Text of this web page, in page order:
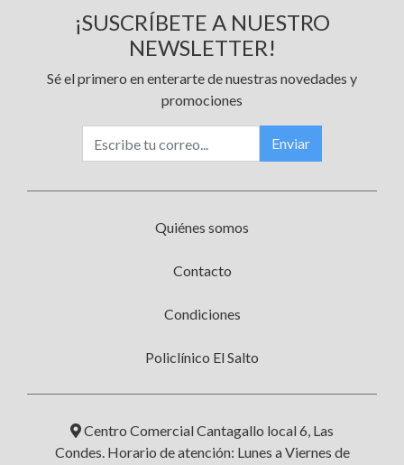
¡SUSCRÍBETE A NUESTRO
NEWSLETTER!
Sé el primero en enterarte de nuestras novedades y
promociones
Enviar
Quiénes somos
Contacto
Condiciones
Policlínico El Salto
Centro Comercial Cantagallo local 6, Las
Condes. Horario de atención: Lunes a Viernes de